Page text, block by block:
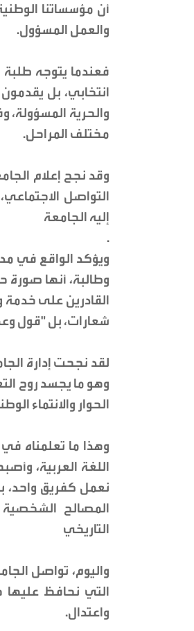
أن مؤسساتنا
والعمل المسؤول.
فعندما يتوجه طلبة
انتخابي، بل
والحرية المسؤولة،
مختلف المراحل.
وقد نجح إعلام
التواصل
إليه الجامعة
.
ويؤكد الواقع في
وطالبة، أنها صورة
القادرين على
شعارات، بل "قول
لقد نجحت إدارة
وهو ما يجسد روح
الحوار والانتماء
وهذا ما تعلمناه
اللغة العربية،
نعمل كفريق واحد،
المصالح الشخصية
التاريخي
واليوم، تواصل
التي نحافظ عليها
واعتدال.